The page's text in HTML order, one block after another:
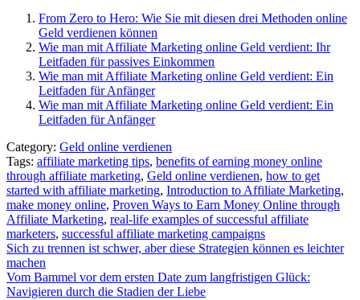
From Zero to Hero: Wie Sie mit diesen drei Methoden online
Geld verdienen können
Wie man mit Affiliate Marketing online Geld verdient: Ihr
Leitfaden für passives Einkommen
Wie man mit Affiliate Marketing online Geld verdient: Ein
Leitfaden für Anfänger
Wie man mit Affiliate Marketing online Geld verdient: Ein
Leitfaden für Anfänger
Category: Geld online verdienen
Tags: affiliate marketing tips, benefits of earning money online
through affiliate marketing, Geld online verdienen, how to get
started with affiliate marketing, Introduction to Affiliate Marketing,
make money online, Proven Ways to Earn Money Online through
Affiliate Marketing, real-life examples of successful affiliate
marketers, successful affiliate marketing campaigns
Beitragsnavigation
Sich zu trennen ist schwer, aber diese Strategien können es leichter
machen
Vom Bammel vor dem ersten Date zum langfristigen Glück:
Navigieren durch die Stadien der Liebe